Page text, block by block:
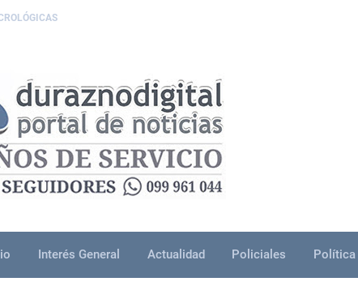
Interés General Actualidad Policiales Política